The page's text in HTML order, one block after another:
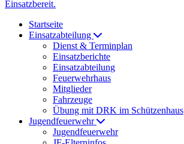
Startseite
Einsatzabteilung
Dienst & Terminplan
Einsatzberichte
Einsatzabteilung
Feuerwehrhaus
Mitglieder
Fahrzeuge
Übung mit DRK im Schützenhaus
Jugendfeuerwehr
Jugendfeuerwehr